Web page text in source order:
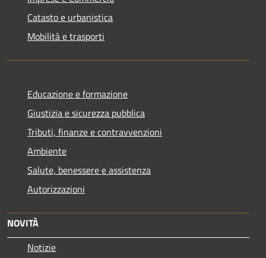
Catasto e urbanistica
Mobilità e trasporti
Educazione e formazione
Giustizia e sicurezza pubblica
Tributi, finanze e contravvenzioni
Ambiente
Salute, benessere e assistenza
Autorizzazioni
NOVITÀ
Notizie